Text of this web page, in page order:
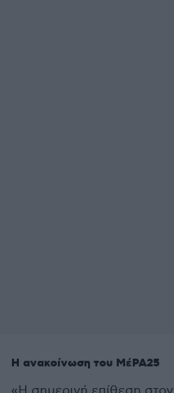
Η ανακοίνωση του ΜέΡΑ25